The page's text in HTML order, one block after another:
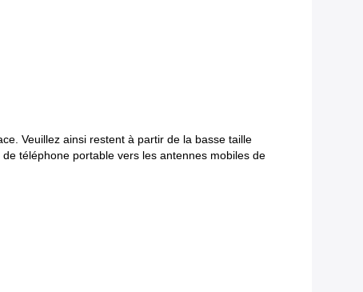
Veuillez ainsi restent à partir de la basse taille
téléphone portable vers les antennes mobiles de